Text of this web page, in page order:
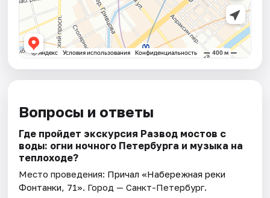
Вопросы и ответы
Где пройдет экскурсия Развод мостов с
воды: огни ночного Петербурга и музыка на
теплоходе?
Место проведения: Причал «Набережная реки
Фонтанки, 71». Город — Санкт-Петербург.